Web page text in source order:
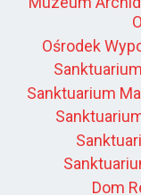
Ośrodek
Sanktuarium
Dom